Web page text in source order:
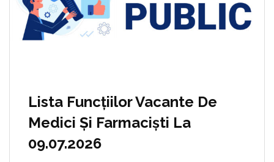
Lista Funcțiilor Vacante De
Medici Și Farmaciști La
09.07.2026